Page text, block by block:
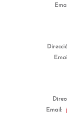
Email: